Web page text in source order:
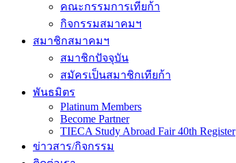
คณะกรรมการเทียก้า
กิจกรรมสมาคมฯ
สมาชิกสมาคมฯ
สมาชิกปัจจุบัน
สมัครเป็นสมาชิกเทียก้า
พันธมิตร
Platinum Members
Become Partner
TIECA Study Abroad Fair 40th Register
ข่าวสาร/กิจกรรม